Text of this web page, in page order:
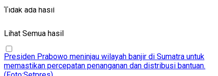
Tidak ada hasil
Lihat Semua hasil
Tidak ada hasil
Presiden Prabowo meninjau wilayah banjir di Sumatra untuk
memastikan percepatan penanganan dan distribusi bantuan.